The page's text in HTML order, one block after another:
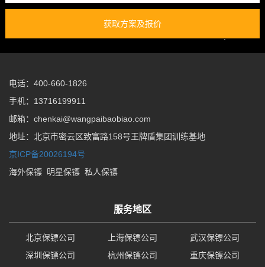
获取方案及报价
电话：400-660-1826
手机：13716199911
邮箱：chenkai@wangpaibaobiao.com
地址：北京市密云区致富路158号王牌盾集团训练基地
京ICP备20026194号
海外保镖
明星保镖 私人保镖
服务地区
北京保镖公司 上海保镖公司
武汉保镖公司
深圳保镖公司
杭州保镖公司 重庆保镖公司